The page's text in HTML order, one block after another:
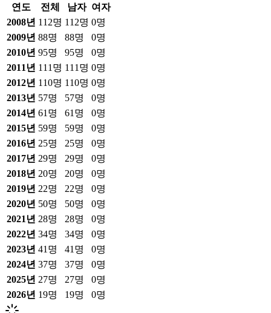
연도 전체 남자 여자
2008년 112명 112명 0명
2009년 88명 88명 0명
2010년 95명 95명 0명
2011 년 111 명 111 명 0명
2012년 110명 110명 0명
2013년 57명 57명 0명
2014년 61 명 61 명 0명
2015년 59명 59명 0명
2016년 25명 25명 0명
2017년 29명 29명 0명
2018년 20명 20명 0명
2019년 22명 22명 0명
2020년 50명 50명 0명
2021 년 28명 28명 0명
2022년 34명 34명 0명
2023년 41 명 41 명 0명
2024년 37명 37명 0명
2025년 27명 27명 0명
2026년 19명 19명 0명